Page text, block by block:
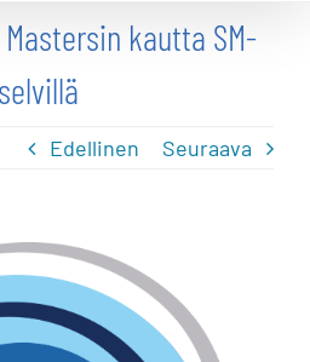
kautta SM-
Edellinen Seuraava